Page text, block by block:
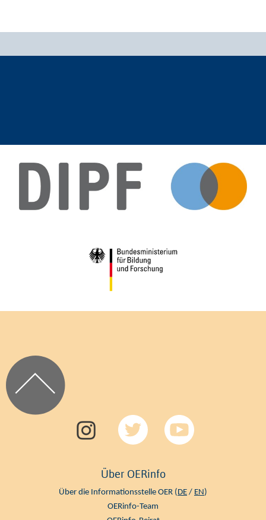
Über OERinfo
Über die Informationsstelle OER (DE / EN)
OERinfo-Team